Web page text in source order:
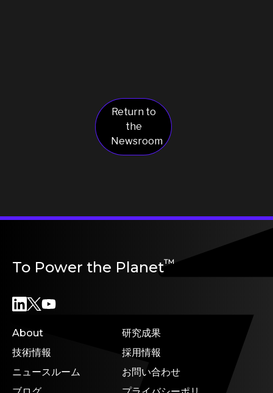
Return to
the
Newsroom
To Power the Planet™
About
技術情報
ニュースルーム
研究成果
採用情報
お問い合わせ